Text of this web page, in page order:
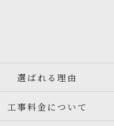
選ばれる理由
工事料金について